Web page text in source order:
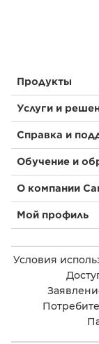
Продукты
Услуги и
Справка и
Обучение и
О компании
Мой профиль
Условия